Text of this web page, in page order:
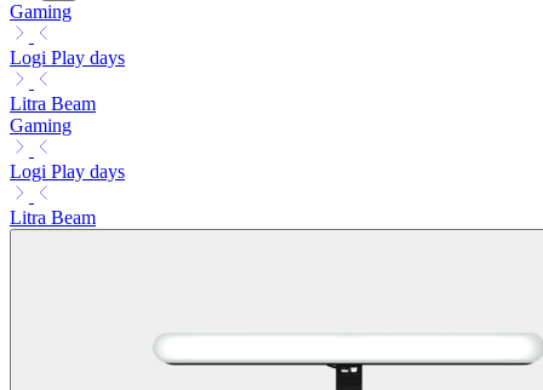
Gaming
Logi Play days
Litra Beam
Gaming
Logi Play days
Litra Beam